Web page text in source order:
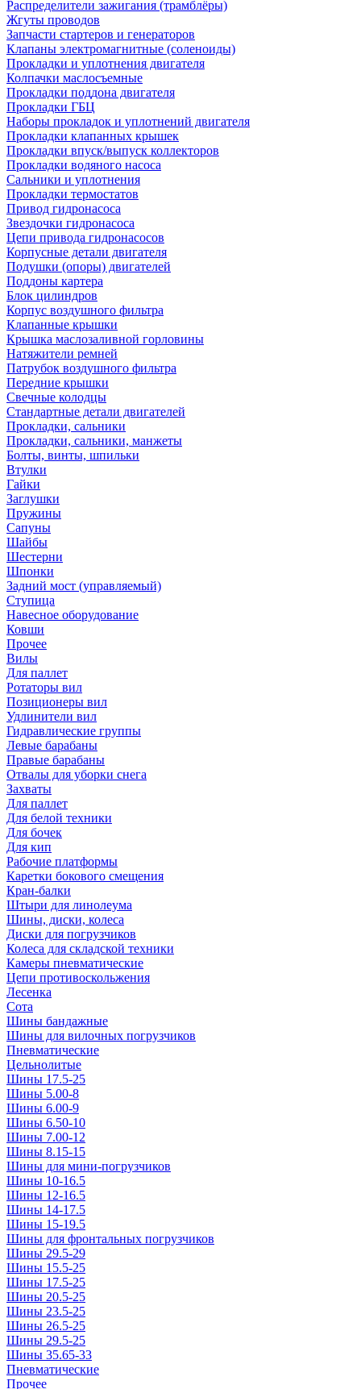
Распределители зажигания (трамблёры)
Жгуты проводов
Запчасти стартеров и генераторов
Клапаны электромагнитные (соленоиды)
Прокладки и уплотнения двигателя
Колпачки маслосъемные
Прокладки поддона двигателя
Прокладки ГБЦ
Наборы прокладок и уплотнений двигателя
Прокладки клапанных крышек
Прокладки впуск/выпуск коллекторов
Прокладки водяного насоса
Сальники и уплотнения
Прокладки термостатов
Привод гидронасоса
Звездочки гидронасоса
Цепи привода гидронасосов
Корпусные детали двигателя
Подушки (опоры) двигателей
Поддоны картера
Блок цилиндров
Корпус воздушного фильтра
Клапанные крышки
Крышка маслозаливной горловины
Натяжители ремней
Патрубок воздушного фильтра
Передние крышки
Свечные колодцы
Стандартные детали двигателей
Прокладки, сальники
Прокладки, сальники, манжеты
Болты, винты, шпильки
Втулки
Гайки
Заглушки
Пружины
Сапуны
Шайбы
Шестерни
Шпонки
Задний мост (управляемый)
Ступица
Навесное оборудование
Ковши
Прочее
Вилы
Для паллет
Ротаторы вил
Позиционеры вил
Удлинители вил
Гидравлические группы
Левые барабаны
Правые барабаны
Отвалы для уборки снега
Захваты
Для паллет
Для белой техники
Для бочек
Для кип
Рабочие платформы
Каретки бокового смещения
Кран-балки
Штыри для линолеума
Шины, диски, колеса
Диски для погрузчиков
Колеса для складской техники
Камеры пневматические
Цепи противоскольжения
Лесенка
Сота
Шины бандажные
Шины для вилочных погрузчиков
Пневматические
Цельнолитые
Шины 17.5-25
Шины 5.00-8
Шины 6.00-9
Шины 6.50-10
Шины 7.00-12
Шины 8.15-15
Шины для мини-погрузчиков
Шины 10-16.5
Шины 12-16.5
Шины 14-17.5
Шины 15-19.5
Шины для фронтальных погрузчиков
Шины 29.5-29
Шины 15.5-25
Шины 17.5-25
Шины 20.5-25
Шины 23.5-25
Шины 26.5-25
Шины 29.5-25
Шины 35.65-33
Пневматические
Прочее